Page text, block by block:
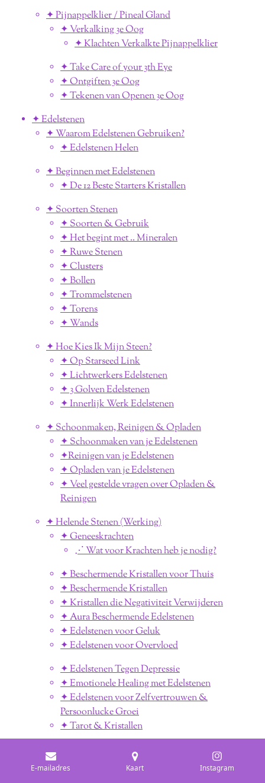
✦ Pijnappelklier / Pineal Gland
✦ Verkalking 3e Oog
✦ Klachten Verkalkte Pijnappelklier
✦ Take Care of your 3th Eye
✦ Ontgiften 3e Oog
✦ Tekenen van Openen 3e Oog
✦ Edelstenen
✦ Waarom Edelstenen Gebruiken?
✦ Edelstenen Helen
✦ Beginnen met Edelstenen
✦ De 12 Beste Starters Kristallen
✦ Soorten Stenen
✦ Soorten & Gebruik
✦ Het begint met .. Mineralen
✦ Ruwe Stenen
✦ Clusters
✦ Bollen
✦ Trommelstenen
✦ Torens
✦ Wands
✦ Hoe Kies Ik Mijn Steen?
✦ Op Starseed Link
✦ Lichtwerkers Edelstenen
✦ 3 Golven Edelstenen
✦ Innerlijk Werk Edelstenen
✦ Schoonmaken, Reinigen & Opladen
✦ Schoonmaken van je Edelstenen
✦Reinigen van je Edelstenen
✦ Opladen van je Edelstenen
✦ Veel gestelde vragen over Opladen &
Reinigen
✦ Helende Stenen (Werking)
✦ Geneeskrachten
⋰ Wat voor Krachten heb je nodig?
✦ Beschermende Kristallen voor Thuis
✦ Beschermende Kristallen
✦ Kristallen die Negativiteit Verwijderen
✦ Aura Beschermende Edelstenen
✦ Edelstenen voor Geluk
✦ Edelstenen voor Overvloed
✦ Edelstenen Tegen Depressie
✦ Emotionele Healing met Edelstenen
✦ Edelstenen voor Zelfvertrouwen &
Persoonlucke Groei
✦ Tarot & Kristallen
✦ Edelstenen Kleuren
✦ Roze Edelstenen
E-mailadres Kaart Instagram